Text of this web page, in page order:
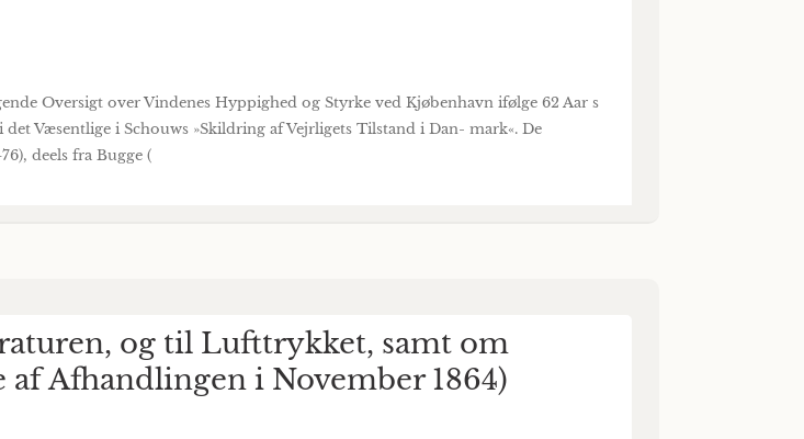
Oversigt over Vindenes Hyppighed og Styrke ved Kjøbenhavn ifølge 62 Aar s
Væsentlige i Schouws »Skildring af Vejrligets Tilstand i Dan- mark«. De
deels fra Bugge (
og til Lufttrykket, samt om
Afhandlingen i November 1864)